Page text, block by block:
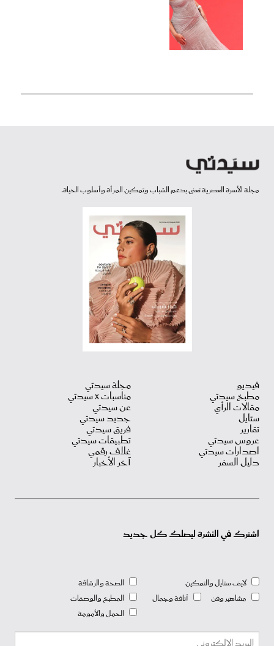
مجلة الأسرة العصرية تعنى بدعم الشباب وتمكين المرأة وأسلوب الحياة.
فيديو
مطبخ سيدتي
مقالات الرأي
ستايل
تقارير
عروس سيدتي
اصدارات سيدتي
دليل السفر
مجلة سيدتي
مناسبات X سيدتي
عن سيدتي
جديد سيدتي
فريق سيدتي
تطبيقات سيدتي
غلاف رقمي
آخر الأخبار
اشترك في النشرة ليصلك كل جديد
لايف ستايل والتمكين
مشاهير وفن
أناقة وجمال
الصحة والرشاقة
المطبخ والوصفات
الحمل والأمومة